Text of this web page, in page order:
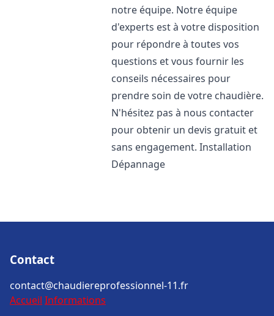
notre équipe. Notre équipe
d'experts est à votre disposition
pour répondre à toutes vos
questions et vous fournir les
conseils nécessaires pour
prendre soin de votre chaudière.
N'hésitez pas à nous contacter
pour obtenir un devis gratuit et
sans engagement. Installation
Dépannage
Contact
contact@chaudiereprofessionnel-11.fr
Accueil Informations